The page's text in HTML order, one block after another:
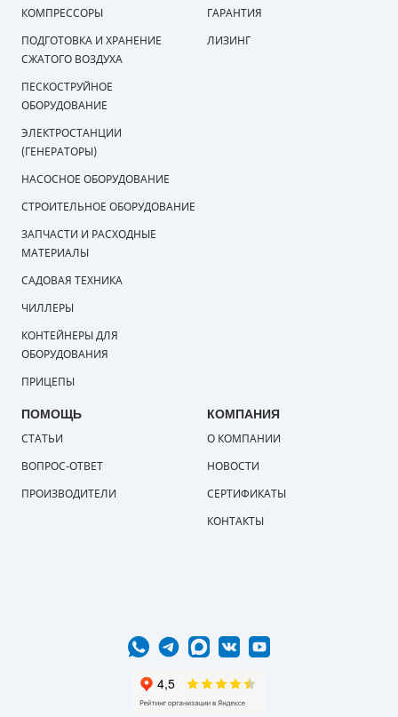
КОМПРЕССОРЫ
ПОДГОТОВКА И ХРАНЕНИЕ
СЖАТОГО ВОЗДУХА
ПЕСКОСТРУЙНОЕ
ОБОРУДОВАНИЕ
ЭЛЕКТРОСТАНЦИИ
(ГЕНЕРАТОРЫ)
НАСОСНОЕ ОБОРУДОВАНИЕ
СТРОИТЕЛЬНОЕ ОБОРУДОВАНИЕ
ЗАПЧАСТИ И РАСХОДНЫЕ
МАТЕРИАЛЫ
САДОВАЯ ТЕХНИКА
ЧИЛЛЕРЫ
КОНТЕЙНЕРЫ ДЛЯ
ОБОРУДОВАНИЯ
ПРИЦЕПЫ
ГАРАНТИЯ
ЛИЗИНГ
ПОМОЩЬ
СТАТЬИ
ВОПРОС-ОТВЕТ
ПРОИЗВОДИТЕЛИ
КОМПАНИЯ
О КОМПАНИИ
НОВОСТИ
СЕРТИФИКАТЫ
КОНТАКТЫ